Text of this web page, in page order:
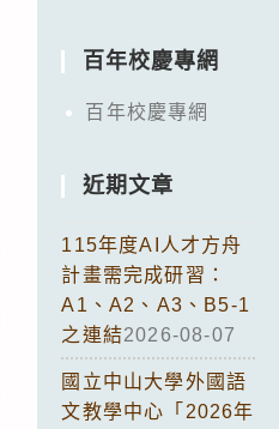
百年校慶專網
百年校慶專網
近期文章
115年度AI人才方舟
計畫需完成研習：
A1、A2、A3、B5-1
之連結2026-08-07
國立中山大學外國語
文教學中心「2026年